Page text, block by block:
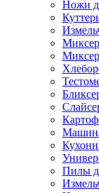
Ножи
Пилы